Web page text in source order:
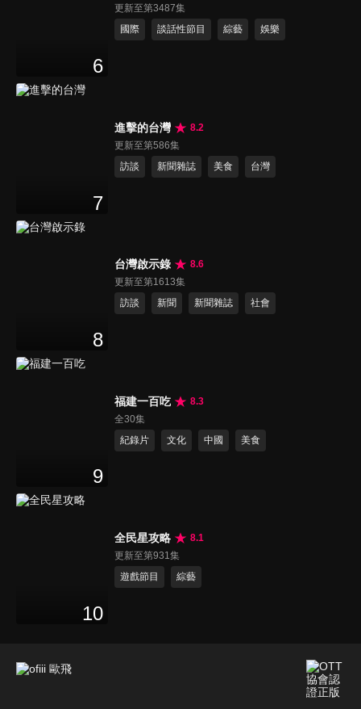
6
更新至第3487集
國際
談話性節目 綜藝 娛樂
7
進擊的台灣
8.2
更新至第586集
訪談
新聞雜誌 美食 台灣
8
台灣啟示錄
8.6
更新至第1613集
訪談
新聞 新聞雜誌 社會
9
福建一百吃
8.3
全30集
紀錄片
文化 中國 美食
10
全民星攻略
8.1
更新至第931集
遊戲節目
綜藝